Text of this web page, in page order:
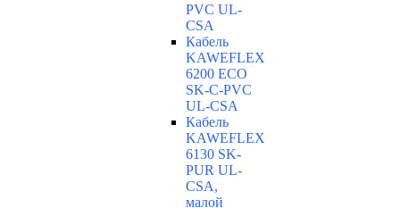
PVC UL-
CSA
Кабель
KAWEFLEX
6200 ECO
SK-C-PVC
UL-CSA
Кабель
KAWEFLEX
6130 SK-
PUR UL-
CSA,
малой